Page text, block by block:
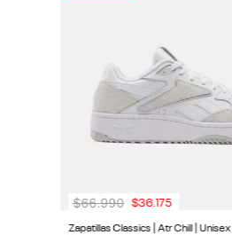
Zapatillas Classics | Atr Chill | Unisex
$66.990 $36.175